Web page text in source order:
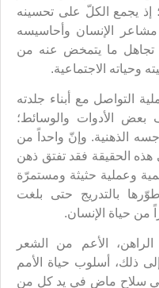
إذ يجمع الكلّ على تحسينه
مشاعر الإنسان وأحاسيسه
تجاهل ما يتمخض عنه من
وحياته الاجتماعية.
التواصل مع أبناء جلدته
الأدوات والوسائط؛
الذهنية. وإنّ واحداً من
هذه الحقيقة فقد تفتق ذهن
وعملية حثيثة ومستمرّة
بالتدريج حتى بلغت
من حياة الإنسان.
الأعم من الشعر
ذلك، أسلوب حياة الأمم
سلاح ماض في يد كل من